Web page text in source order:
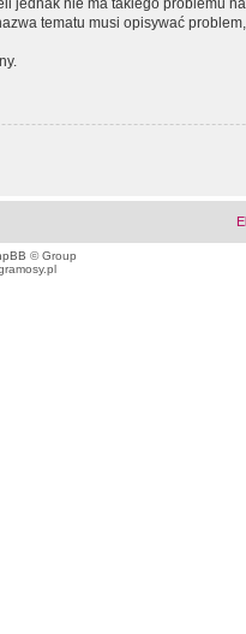
jednak nie ma takiego problemu
tematu musi opisywać
© Group